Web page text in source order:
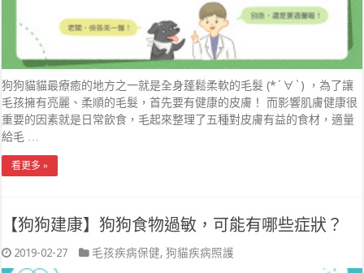
狗狗貓貓最療癒的地方之一就是全身蓬鬆柔軟的毛髮 (*´∀`) ，為了讓
毛孩擁有亮麗、柔順的毛髮，首先要有健康的皮膚！ 而影響肌膚健康很
重要的因素就是日常飲食，毛起來整理了五種對皮膚有益的食材，適量
給毛 …
看更多 »
【狗狗建康】狗狗食物過敏，可能有哪些症狀？
2019-02-27 毛孩疾病保健,狗貓疾病照護